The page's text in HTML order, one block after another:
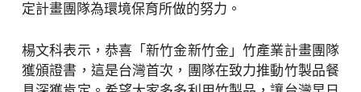
定計畫團隊為環境保育所做的努力。
楊文科表示，恭喜「新竹金新竹金」竹產業計畫團隊
獲頒證書，這是台灣首次，團隊在致力推動竹製品餐